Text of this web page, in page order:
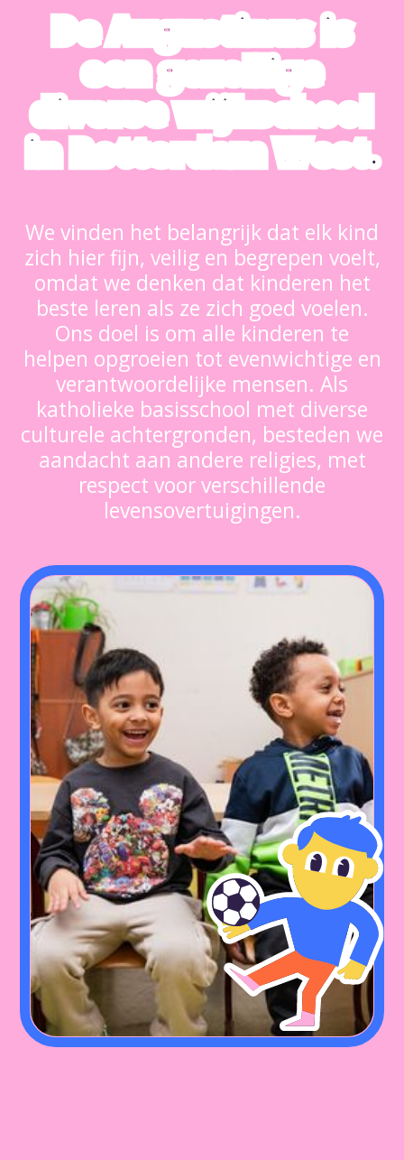
De Augustinus is
een gezellige
diverse wijkschool
in Rotterdam West.
We vinden het belangrijk dat elk kind
zich hier fijn, veilig en begrepen voelt,
omdat we denken dat kinderen het
beste leren als ze zich goed voelen.
Ons doel is om alle kinderen te
helpen opgroeien tot evenwichtige en
verantwoordelijke mensen. Als
katholieke basisschool met diverse
culturele achtergronden, besteden we
aandacht aan andere religies, met
respect voor verschillende
levensovertuigingen.